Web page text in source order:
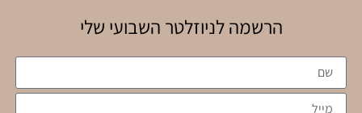
הרשמה לניוזלטר השבועי שלי